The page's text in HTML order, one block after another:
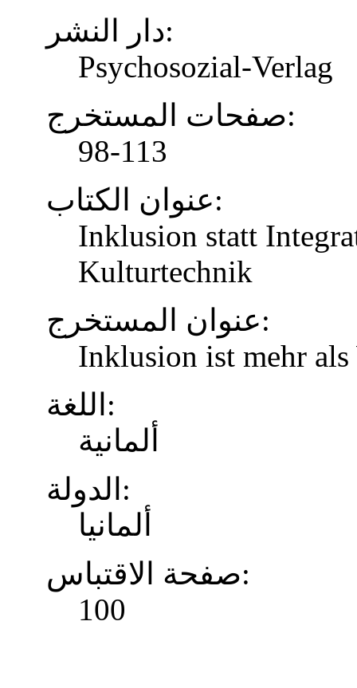
دار النشر:
Psychosozial-Verlag
صفحات المستخرج:
98-113
عنوان الكتاب:
Inklusion statt
Kulturtechnik
عنوان المستخرج:
Inklusion ist mehr
اللغة:
ألمانية
الدولة:
ألمانيا
صفحة الاقتباس:
100